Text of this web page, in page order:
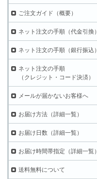
ご注文ガイド（概要）
ネット注文の手順（代金引換）
ネット注文の手順（銀行振込）
ネット注文の手順
（クレジット・コード決済）
メールが届かないお客様へ
お届け方法（詳細一覧）
お届け日数（詳細一覧）
お届け時間帯指定（詳細一覧）
送料無料について